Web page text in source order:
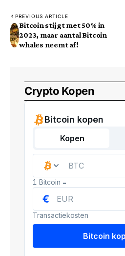
PREVIOUS ARTICLE
Bitcoin stijgt met 50% in
2023, maar aantal Bitcoin
whales neemt af!
Crypto Kopen